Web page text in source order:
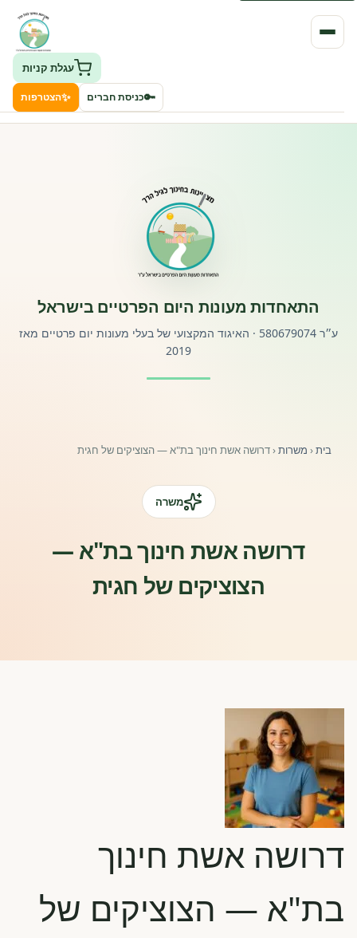
פורטל לוח מודעות דרושים עובדים
השתלמויות וקורסים לגננות ולצוותי חינוך | גיל הרך 0-6
חנות עזרים ומוצרים
עגלת קניות
🔑כניסת חברים ✨הצטרפות
התאחדות מעונות היום הפרטיים בישראל
ע״ר 580679074 · האיגוד המקצועי של בעלי מעונות יום פרטיים מאז
2019
בית‹ משרות‹דרושה אשת חינוך בת"א — הצוציקים של חגית
משרה
דרושה אשת חינוך בת"א —
הצוציקים של חגית
דרושה אשת חינוך
בת"א — הצוציקים של